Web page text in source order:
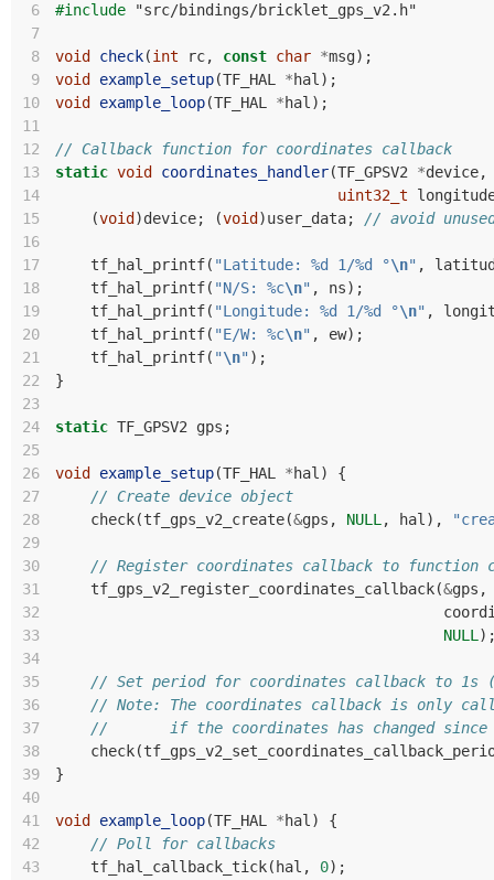
6
#include
"src/bindings/bricklet_gps_v2.h"
7
8
void check(int rc, const char *msg);
9
void example_setup(TF_HAL *hal );
10
void example_loop(TF_HAL *hal );
11
12
// Callback function for coordinates callback
13
static void coordinates_handler(TF_GPSV2 *device,
14
uint32_t
15
(void )device; (void )user_data;
// avoid
16
17
tf_hal_printf( "Latitude: %d 1/%d °\n" ,
18
tf_hal_printf( "N/S: %c\n" , ns);
19
tf_hal_printf( "Longitude: %d 1/%d °\n" ,
20
tf_hal_printf( "E/W: %c\n" , ew);
21
tf_hal_printf( "\n" );
22
}
23
24
static TF_GPSV2 gps ;
25
26
void example_setup(TF_HAL *hal )
{
27
// Create device object
28
check(tf_gps_v2_create(&gps , NULL , hal ),
29
30
// Register coordinates callback to function
31
tf_gps_v2_register_coordinates_callback(&gps ,
32
33
NULL
34
35
// Set period for coordinates callback to 1s
36
// Note: The coordinates callback is only
37
//       if the coordinates has changed
38
check(
39
}
40
41
void example_loop(TF_HAL *hal )
{
42
// Poll for callbacks
43
tf_hal_callback_tick( hal , 0);